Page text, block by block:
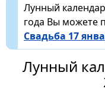
Лунный
года Вы можете
Свадьба 17
Лунный